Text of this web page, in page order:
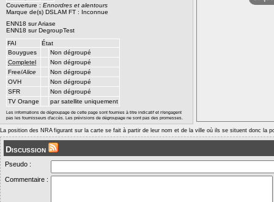
Couverture : Ennordres et alentours
Marque de(s) DSLAM FT : Inconnue
ENN18 sur Ariase
ENN18 sur DegroupTest
FAI
État
Bouygues
Non dégroupé
Completel
Non dégroupé
Free/Alice
Non dégroupé
OVH
Non dégroupé
SFR
Non dégroupé
TV Orange
par satellite uniquement
Les informations de dégroupage de cette page sont fournies à titre indicatif et n'engagent
pas les fournisseurs d'accès. Les prévisions de dégroupage ne sont pas des promesses.
La position des NRA figurant sur la carte se fait à partir de leur nom et de la ville où ils se situent donc la
Discussion
Pseudo :
Commentaire :